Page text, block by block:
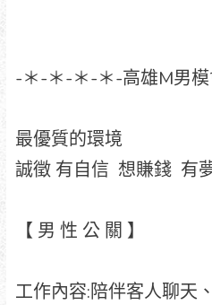
-＊-＊-＊-＊-高雄M男
最優質的環境
誠徵 有自信 想賺錢 有
【 男 性 公 關 】
工作內容:陪伴客人聊天